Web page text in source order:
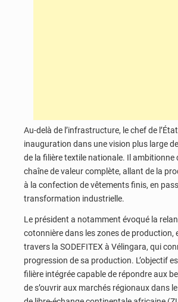
Au-delà de l’infrastructure, le chef de
inauguration dans une vision plus large
de la filière textile nationale. Il ambitionne
chaîne de valeur complète, allant de la
à la confection de vêtements finis, en
transformation industrielle.
Le président a notamment évoqué la
cotonnière dans les zones de production,
travers la SODEFITEX à Vélingara, qui
progression de sa production. L’objectif
filière intégrée capable de répondre aux
de s’ouvrir aux marchés régionaux dans